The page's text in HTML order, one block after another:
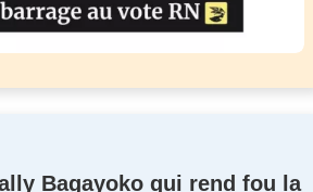
Bagayoko qui rend fou la